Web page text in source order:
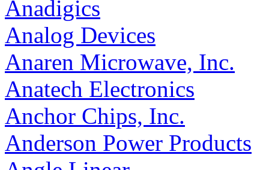
Anadigics
Analog Devices
Anaren Microwave, Inc.
Anatech Electronics
Anchor Chips, Inc.
Anderson Power Products